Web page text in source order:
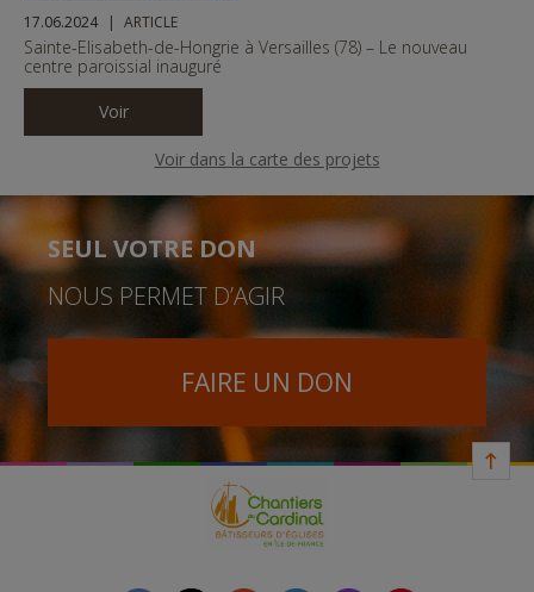
Voir dans la carte des projets
17.06.2024 ARTICLE
Sainte-Elisabeth-de-Hongrie à Versailles (78) – Le nouveau
centre paroissial inauguré
Voir
SEUL VOTRE DON
NOUS PERMET D’AGIR
FAIRE UN DON